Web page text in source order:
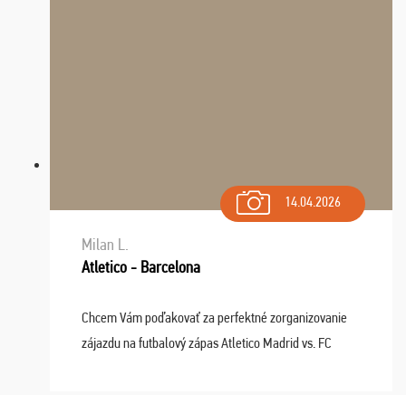
14.04.2026
Milan L.
Atletico - Barcelona
Chcem Vám poďakovať za perfektné zorganizovanie
zájazdu na futbalový zápas Atletico Madrid vs. FC